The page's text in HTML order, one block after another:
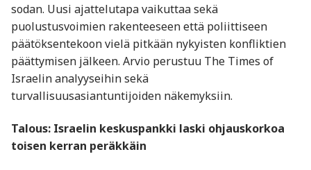
sodan. Uusi ajattelutapa vaikuttaa sekä
puolustusvoimien rakenteeseen että poliittiseen
päätöksentekoon vielä pitkään nykyisten konfliktien
päättymisen jälkeen. Arvio perustuu The Times of
Israelin analyyseihin sekä
turvallisuusasiantuntijoiden näkemyksiin.
Talous: Israelin keskuspankki laski ohjauskorkoa
toisen kerran peräkkäin